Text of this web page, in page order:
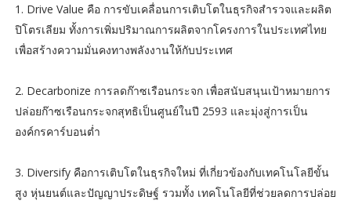
1. Drive Value คือ การขับเคลื่อนการเติบโตในธุรกิจสำรวจและผลิต
ปิโตรเลียม ทั้งการเพิ่มปริมาณการผลิตจากโครงการในประเทศไทย
เพื่อสร้างความมั่นคงทางพลังงานให้กับประเทศ
2. Decarbonize การลดก๊าซเรือนกระจก เพื่อสนับสนุนเป้าหมายการ
ปล่อยก๊าซเรือนกระจกสุทธิเป็นศูนย์ในปี 2593 และมุ่งสู่การเป็น
องค์กรคาร์บอนต่ำ
3. Diversify คือการเติบโตในธุรกิจใหม่ ที่เกี่ยวข้องกับเทคโนโลยีขั้น
สูง หุ่นยนต์และปัญญาประดิษฐ์ รวมทั้ง เทคโนโลยีที่ช่วยลดการปล่อย